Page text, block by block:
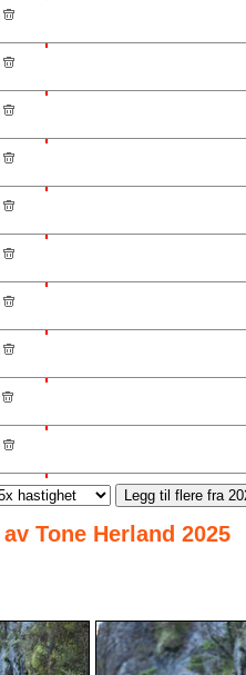
Legg til flere fra
Tone Herland 2025